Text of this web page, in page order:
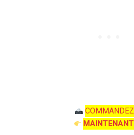
COMMANDEZ
MAINTENANT